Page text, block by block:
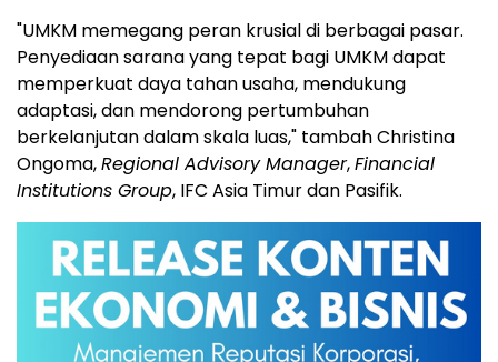
"UMKM memegang peran krusial di berbagai pasar.
Penyediaan sarana yang tepat bagi UMKM dapat
memperkuat daya tahan usaha, mendukung
adaptasi, dan mendorong pertumbuhan
berkelanjutan dalam skala luas," tambah Christina
Ongoma,Regional Advisory Manager,Financial
Institutions Group, IFC Asia Timur dan Pasifik.